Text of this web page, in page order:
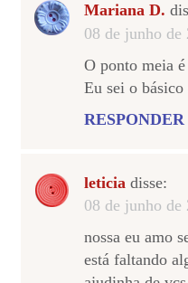
Mariana D.
08 de junho de
O ponto meia
Eu sei o
RESPONDER
leticia disse:
08 de junho de
nossa eu amo
está faltando